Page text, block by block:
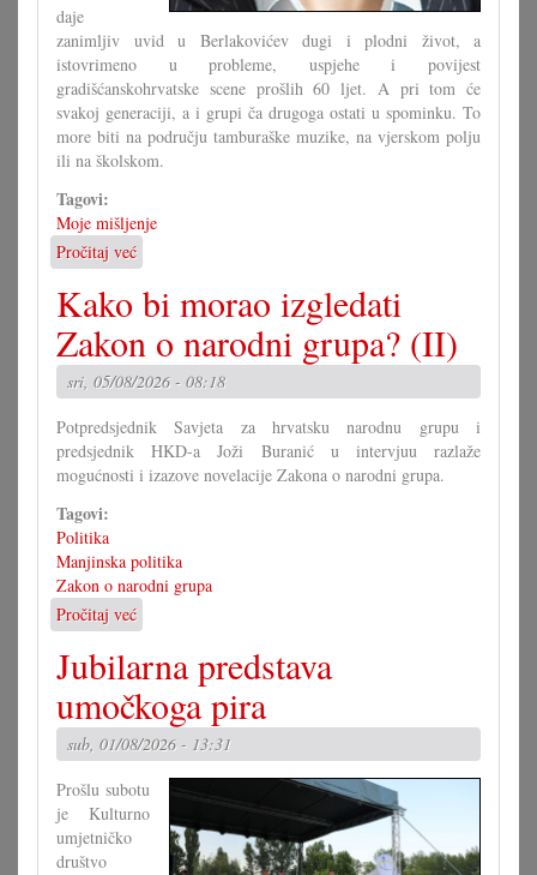
daje
zanimljiv uvid u Berlakovićev dugi i plodni život, a
istovrimeno u probleme, uspjehe i povijest
gradišćanskohrvatske scene prošlih 60 ljet. A pri tom će
svakoj generaciji, a i grupi ča drugoga ostati u spominku. To
more biti na području tamburaške muzike, na vjerskom polju
ili na školskom.
Tagovi:
Moje mišljenje
Pročitaj već
Ča
se
moremo
naučiti
od
Mirka
Berlakovića?
Kako bi morao izgledati
Zakon o narodni grupa? (II)
sri, 05/08/2026 - 08:18
Potpredsjednik Savjeta za hrvatsku narodnu grupu i
predsjednik HKD-a Joži Buranić u intervjuu razlaže
mogućnosti i izazove novelacije Zakona o narodni grupa.
Tagovi:
Politika
Manjinska politika
Zakon o narodni grupa
Pročitaj već
Kako
bi
morao
izgledati
Zakon
o
narodni
grupa?
Jubilarna predstava
umočkoga pira
sub, 01/08/2026 - 13:31
Prošlu subotu
je Kulturno
umjetničko
društvo